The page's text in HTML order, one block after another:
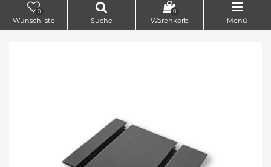
0
Wunschliste Suche
0
Warenkorb Menü